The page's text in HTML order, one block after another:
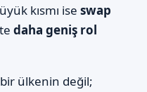
kısmı ise swap
daha geniş rol
ülkenin değil;